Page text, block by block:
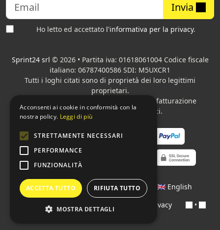
Invia
Ho letto ed accettato l'informativa per la privacy.
Sprint24 srl © 2026 • Partita iva: 01618061004 Codice fiscale
italiano: 06787400586 SDI: M5UXCR1
Tutti i loghi citati sono di proprietà dei loro legittimi
proprietari.
adibita alla fatturazione
elettronica per gli Enti pubblici.
Lingue: 🇮🇹 Italiano • 🇫🇷 Français
🇬🇧 English
• Condizioni di pagamento Privacy •
Acconsenti ai cookie in conformità con la
nostra policy. Leggi di più
STRETTAMENTE NECESSARI
PERFORMANCE
FUNZIONALITÀ
ACCETTA TUTTO RIFIUTA TUTTO
MOSTRA DETTAGLI